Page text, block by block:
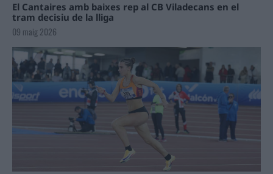
El Cantaires amb baixes rep al CB Viladecans en el
tram decisiu de la lliga
09 maig 2026